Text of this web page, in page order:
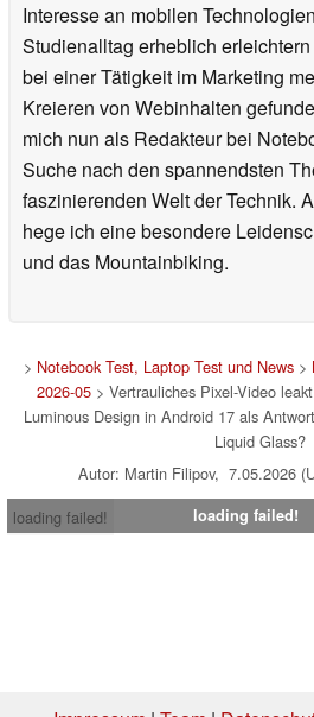
Interesse an mobilen
Studienalltag erheblich
bei einer Tätigkeit im Marketing
Kreieren von Webinhalten
mich nun als Redakteur bei
Suche nach den spannendsten
faszinierenden Welt der Technik.
hege ich eine besondere
und das Mountainbiking.
> Notebook Test, Laptop Test und News>
2026-05 > Vertrauliches Pixel-Video
Luminous Design in Android 17 als
Liquid Glass?
Autor: Martin Filipov, 7.05.2026
loading failed!
loading failed!